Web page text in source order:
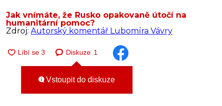
Jak vnímáte, že Rusko opakovaně útočí na
humanitární pomoc?
Zdroj: Autorský komentář Lubomíra Vávry
Diskuze 1
Vstoupit do diskuze